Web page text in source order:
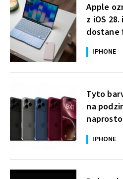
Apple
z iOS
dostane
uživatelé
IPHONE
Tyto
na
IPHONE